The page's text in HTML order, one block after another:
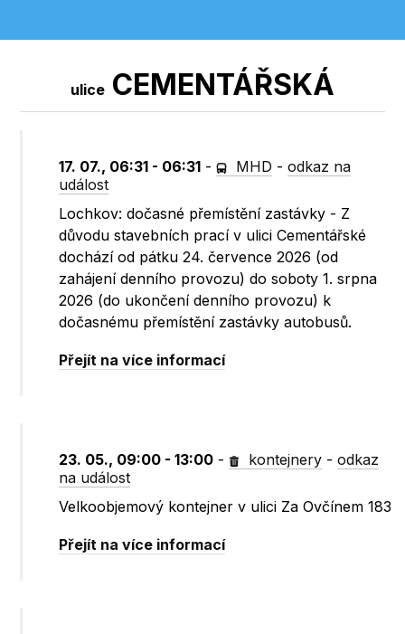
ulice CEMENTÁŘSKÁ
17. 07., 06:31 - 06:31 - MHD -odkaz na
událost
Lochkov: dočasné přemístění zastávky - Z
důvodu stavebních prací v ulici Cementářské
dochází od pátku 24. července 2026 (od
zahájení denního provozu) do soboty 1. srpna
2026 (do ukončení denního provozu) k
dočasnému přemístění zastávky autobusů.
Přejít na více informací
23. 05., 09:00 - 13:00 - kontejnery -odkaz
na událost
Velkoobjemový kontejner v ulici Za Ovčínem 183
Přejít na více informací